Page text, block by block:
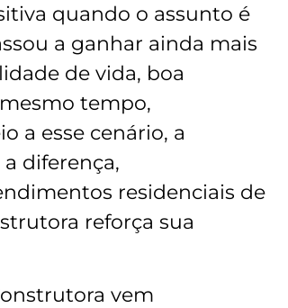
quando o assunto é
a ganhar ainda mais
de vida, boa
tempo,
a esse cenário, a
diferença,
residenciais de
reforça sua
vem